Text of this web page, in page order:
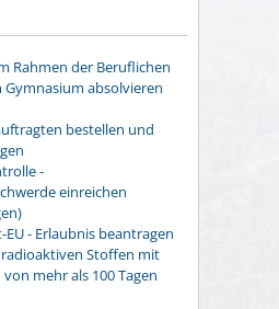
Rahmen der Beruflichen
absolvieren
bestellen und
-
einreichen
- Erlaubnis beantragen
radioaktiven Stoffen mit
mehr als 100 Tagen